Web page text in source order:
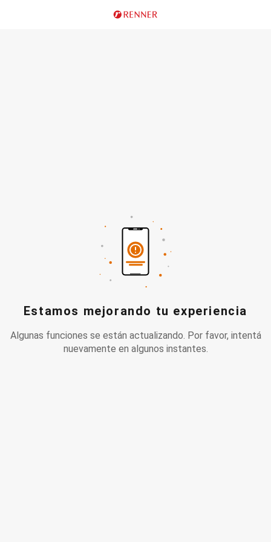
Estamos mejorando tu experiencia
Algunas funciones se están actualizando. Por favor, intentá
nuevamente en algunos instantes.